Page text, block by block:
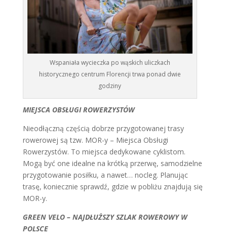
Wspaniała wycieczka po wąskich uliczkach
historycznego centrum Florencji trwa ponad dwie
godziny
MIEJSCA OBSŁUGI ROWERZYSTÓW
Nieodłączną częścią dobrze przygotowanej trasy
rowerowej są tzw. MOR-y – Miejsca Obsługi
Rowerzystów. To miejsca dedykowane cyklistom.
Mogą być one idealne na krótką przerwę, samodzielne
przygotowanie posiłku, a nawet… nocleg. Planując
trasę, koniecznie sprawdź, gdzie w pobliżu znajdują się
MOR-y.
GREEN VELO – NAJDŁUŻSZY SZLAK ROWEROWY W
POLSCE